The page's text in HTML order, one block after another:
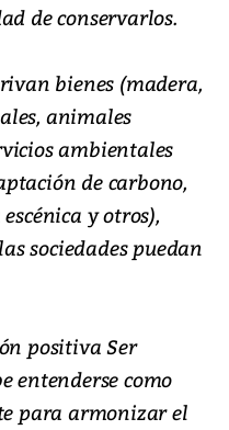
de conservarlos.
bienes (madera,
animales
ambientales
de carbono,
y otros),
sociedades puedan
positiva Ser
entenderse como
para armonizar el